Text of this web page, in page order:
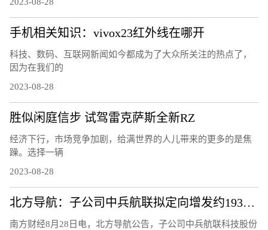
2023-08-28
手机相关知识：vivox23红外线在哪开
科技、数码、互联网新闻如今都成为了大众所关注的热点了，
因为在我们的
2023-08-28
胜似闲庭信步 试驾雷克萨斯全新RZ
经济下行，市场竞争加剧，给满世界的人儿带来的更多的是焦
躁。选择一辆
2023-08-28
北方导航：子公司中兵航联拟定向增发约1933.28万元用于补充流动资金
南方财经8月28日电，北方导航公告，子公司中兵航联科技股份